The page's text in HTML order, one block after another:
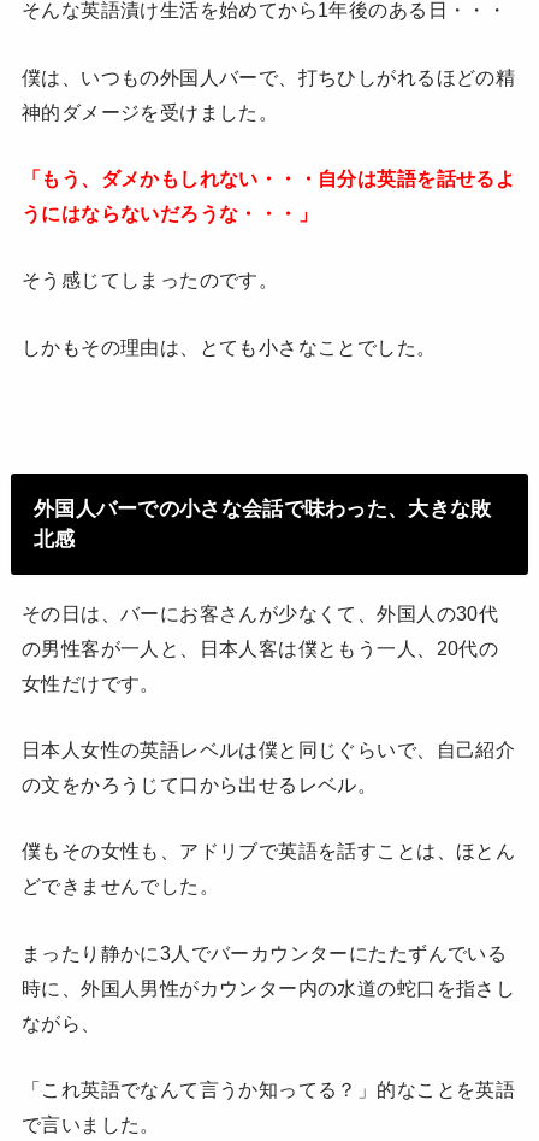
そんな英語漬け生活を始めてから1年後のある日・・・
僕は、いつもの外国人バーで、打ちひしがれるほどの精
神的ダメージを受けました。
「もう、ダメかもしれない・・・自分は英語を話せるよ
うにはならないだろうな・・・」
そう感じてしまったのです。
しかもその理由は、とても小さなことでした。
外国人バーでの小さな会話で味わった、大きな敗
北感
その日は、バーにお客さんが少なくて、外国人の30代
の男性客が一人と、日本人客は僕ともう一人、20代の
女性だけです。
日本人女性の英語レベルは僕と同じぐらいで、自己紹介
の文をかろうじて口から出せるレベル。
僕もその女性も、アドリブで英語を話すことは、ほとん
どできませんでした。
まったり静かに3人でバーカウンターにたたずんでいる
時に、外国人男性がカウンター内の水道の蛇口を指さし
ながら、
「これ英語でなんて言うか知ってる？」的なことを英語
で言いました。